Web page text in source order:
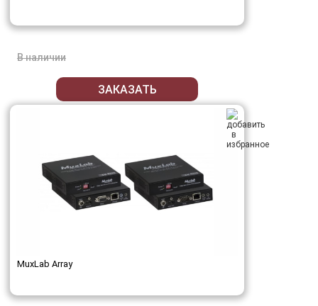
В наличии
ЗАКАЗАТЬ
MuxLab Array